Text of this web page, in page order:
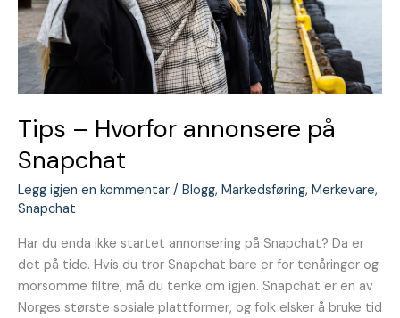
Tips – Hvorfor annonsere på
Snapchat
Legg igjen en kommentar / Blogg, Markedsføring, Merkevare,
Snapchat
Har du enda ikke startet annonsering på Snapchat? Da er
det på tide. Hvis du tror Snapchat bare er for tenåringer og
morsomme filtre, må du tenke om igjen. Snapchat er en av
Norges største sosiale plattformer, og folk elsker å bruke tid